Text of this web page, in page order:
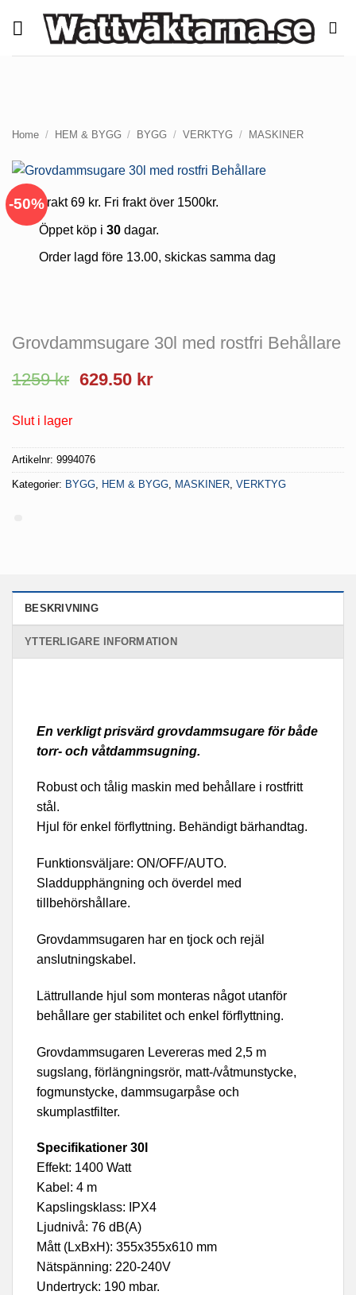
Home / HEM & BYGG / BYGG / VERKTYG / MASKINER
-50%Frakt 69 kr. Fri frakt över 1500kr.
Öppet köp i 30dagar.
Order lagd före 13.00, skickas samma dag
Grovdammsugare 30l med rostfri Behållare
1259kr Det
1259 kr.
629.50 krDet
629.50 kr.
Slut i lager
Artikelnr: 9994076
Kategorier: BYGG, HEM & BYGG, MASKINER, VERKTYG
BESKRIVNING
YTTERLIGARE INFORMATION
En verkligt prisvärd grovdammsugare för både
torr- och våtdammsugning.
Robust och tålig maskin med behållare i rostfritt
stål.
Hjul för enkel förflyttning. Behändigt bärhandtag.
Funktionsväljare: ON/OFF/AUTO.
Sladdupphängning och överdel med
tillbehörshållare.
Grovdammsugaren har en tjock och rejäl
anslutningskabel.
Lättrullande hjul som monteras något utanför
behållare ger stabilitet och enkel förflyttning.
Grovdammsugaren Levereras med 2,5 m
sugslang, förlängningsrör, matt-/våtmunstycke,
fogmunstycke, dammsugarpåse och
skumplastfilter.
Specifikationer 30l
Effekt: 1400 Watt
Kabel: 4 m
Kapslingsklass: IPX4
Ljudnivå: 76 dB(A)
Mått (LxBxH): 355x355x610 mm
Nätspänning: 220-240V
Undertryck: 190 mbar.